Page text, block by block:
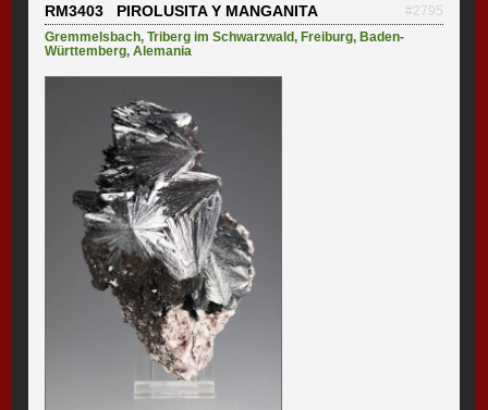
RM3403 PIROLUSITA Y MANGANITA
#2795
Gremmelsbach,Triberg im Schwarzwald,Freiburg,Baden-
Württemberg,Alemania